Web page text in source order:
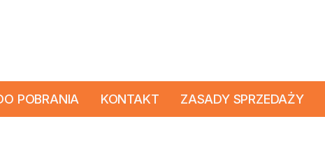
POBRANIA KONTAKT ZASADY SPRZEDAŻY